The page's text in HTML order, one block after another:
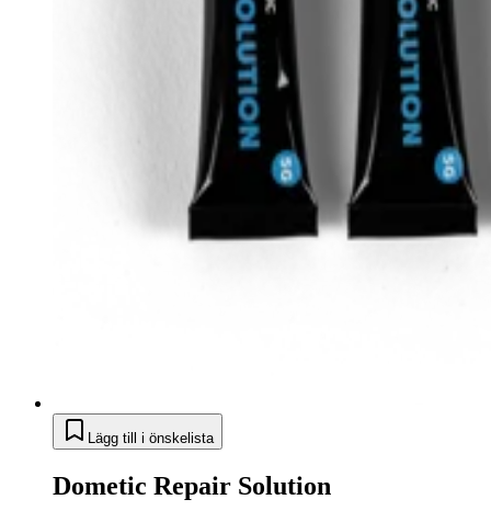
Lägg till i önskelista
Dometic Repair Solution